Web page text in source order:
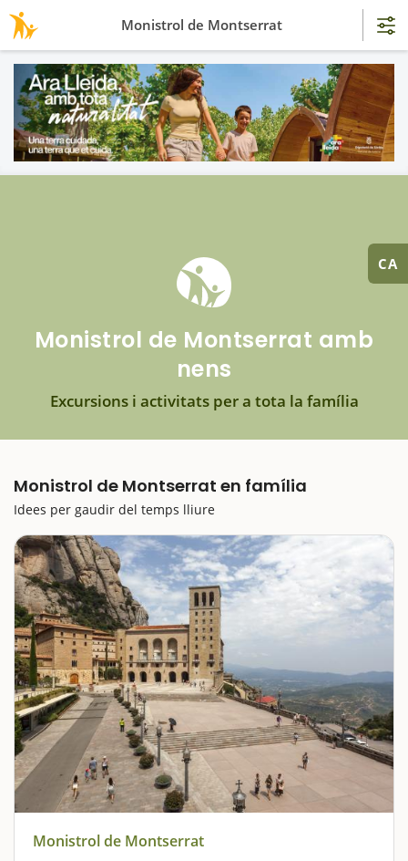
CA
Monistrol de Montserrat amb
nens
Excursions i activitats per a tota la família
Monistrol de Montserrat en família
Idees per gaudir del temps lliure
Monistrol de Montserrat
Monistrol de Montserrat